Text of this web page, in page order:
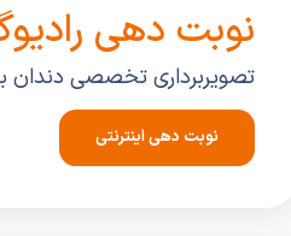
نوبت دهی
تصویربرداری تخصصی دندان
نوبت دهی اینترنتی